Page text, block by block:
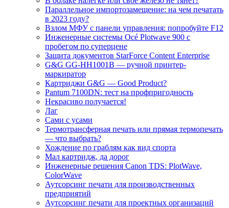
Параллельное импортозамещение: на чем печатать
в 2023 году?
Взлом МФУ с панели управления: попробуйте F12
Инженерные системы Océ Plotwave 900 с
пробегом по суперцене
Защита документов StarForce Content Enterprise
G&G GG-HH1001B — ручной принтер-
маркиратор
Картриджи G&G — Good Product?
Pantum 7100DN: тест на профпригодность
Некрасиво получается!
Лаг
Сами с усами
Термотрансферная печать или прямая термопечать
— что выбрать?
Хождение по граблям как вид спорта
Мал картридж, да дорог
Инженерные решения Canon TDS: PlotWave,
ColorWave
Аутсорсинг печати для производственных
предприятий
Аутсорсинг печати для проектных организаций